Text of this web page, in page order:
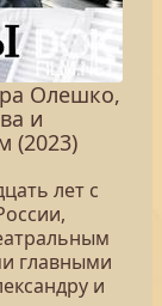
Олешко,
и
(2023)
лет с
главными
и